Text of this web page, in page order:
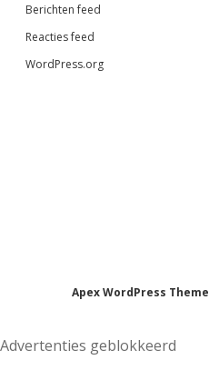
Berichten feed
Reacties feed
WordPress.org
Apex WordPress Theme
Advertenties geblokkeerd